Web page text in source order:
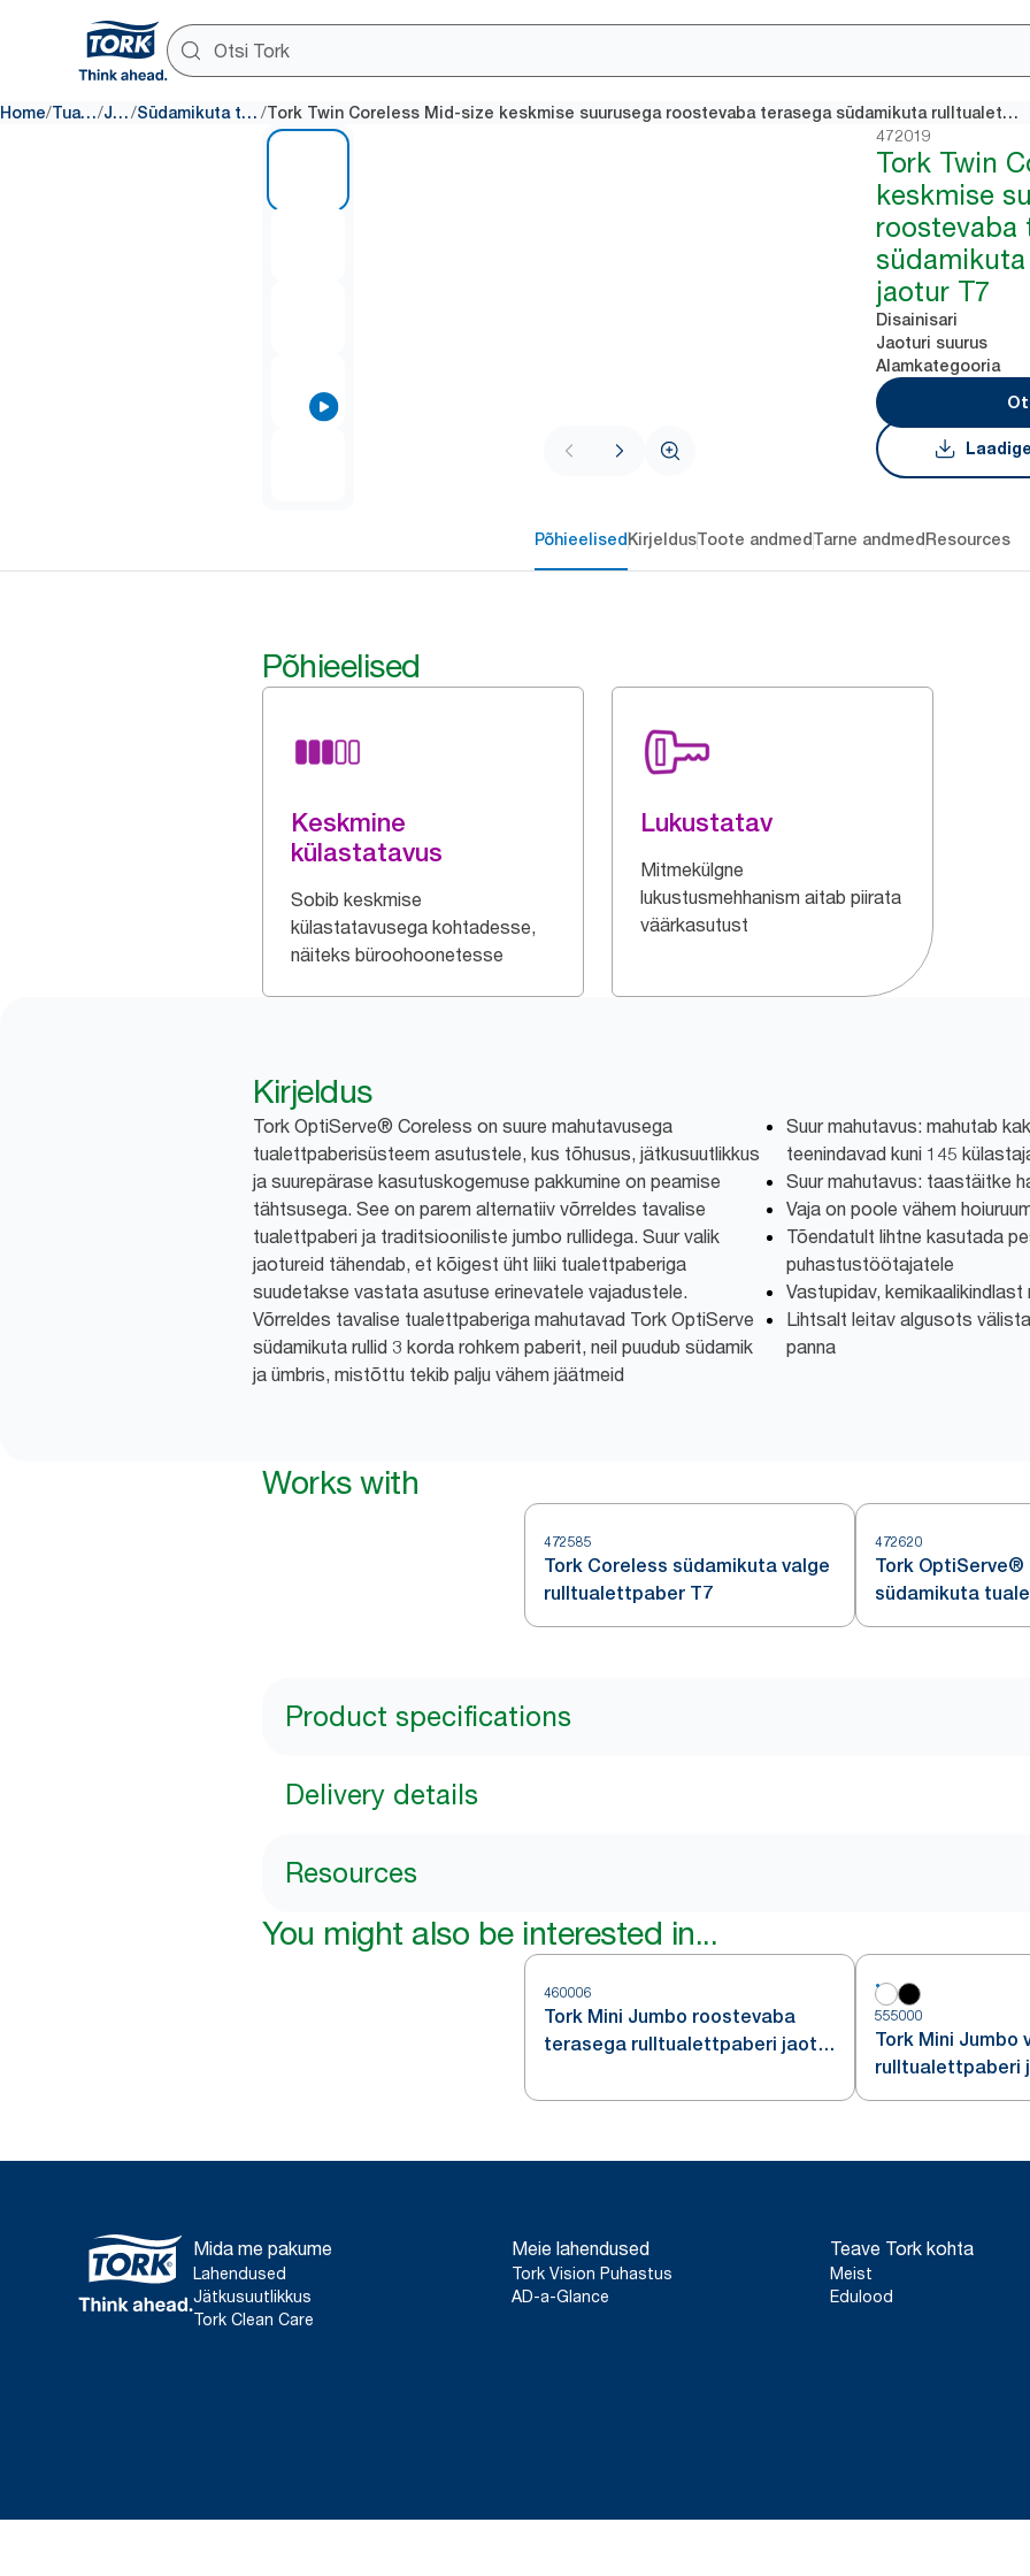
Home/ Tualettpaber/ Jaoturid / Südamikuta tualettpaberi jaoturid / Tork Twin Coreless Mid-size keskmise suurusega roostevaba terasega südamikuta rulltualettpaberi jaotur T7
472019
Tork Twin
keskmise
roostevaba
jaotur T7
Disainisari
Jaoturi suurus
Alamkategooria
Põhieelised KirjeldusToote andmedTarne andmed Resources
Põhieelised
Keskmine
külastatavus
Sobib keskmise
külastatavusega kohtadesse,
näiteks büroohoonetesse
Lukustatav
Mitmekülgne
lukustusmehhanism aitab piirata
väärkasutust
Kirjeldus
Tork OptiServe® Coreless on suure mahutavusega
tualettpaberisüsteem asutustele, kus tõhusus, jätkusuutlikkus
ja suurepärase kasutuskogemuse pakkumine on peamise
tähtsusega. See on parem alternatiiv võrreldes tavalise
tualettpaberi ja traditsiooniliste jumbo rullidega. Suur valik
jaotureid tähendab, et kõigest üht liiki tualettpaberiga
suudetakse vastata asutuse erinevatele vajadustele.
Võrreldes tavalise tualettpaberiga mahutavad Tork OptiServe
südamikuta rullid 3 korda rohkem paberit, neil puudub südamik
ja ümbris, mistõttu tekib palju vähem jäätmeid
Suur mahutavus: mahutab
teenindavad kuni 145
Suur mahutavus: taastäitke
Vaja on poole vähem
Tõendatult lihtne kasutada
puhastustöötajatele
Vastupidav,
Lihtsalt leitav algusots
panna
Works with
472585
Tork Coreless südamikuta valge
rulltualettpaber T7
472620
Tork OptiServe®
südamikuta
Product specifications
Delivery details
Resources
You might also be interested in...
460006
Tork Mini Jumbo roostevaba
terasega rulltualettpaberi jaotur
555000
Tork Mini Jumbo
rulltualettpaberi
Mida me pakume
Lahendused
Jätkusuutlikkus
Tork Clean Care
Meie lahendused
Tork Vision Puhastus
AD-a-Glance
Teave Tork kohta
Meist
Edulood